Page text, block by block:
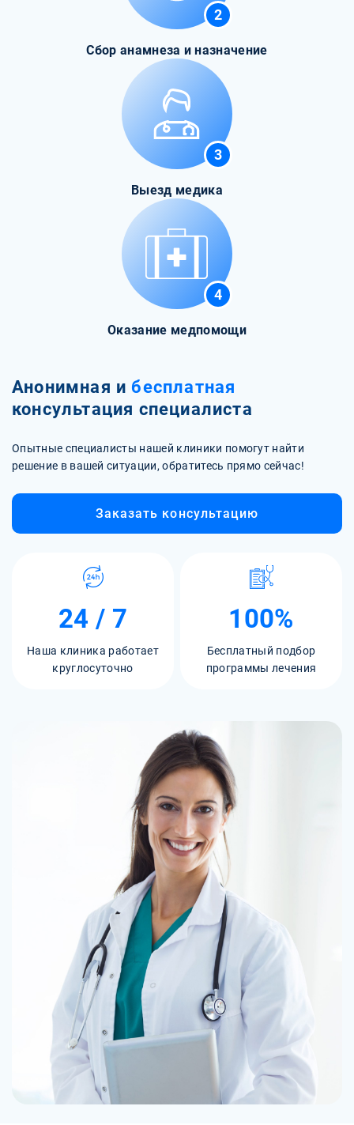
2
Сбор анамнеза и назначение
3
Выезд медика
4
Оказание медпомощи
Анонимная и бесплатная
консультация специалиста
Опытные специалисты нашей клиники помогут найти
решение в вашей ситуации, обратитесь прямо сейчас!
Заказать консультацию
24 / 7
Наша клиника работает
круглосуточно
100%
Бесплатный подбор
программы лечения